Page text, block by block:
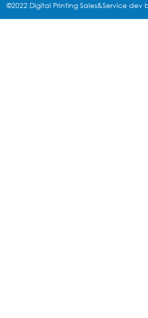
©2022 Digital Printing Sales&Service